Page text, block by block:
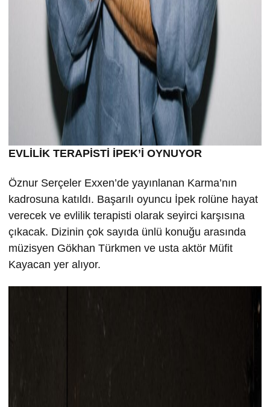
EVLİLİK TERAPİSTİ İPEK’İ OYNUYOR
Öznur Serçeler Exxen’de yayınlanan Karma’nın
kadrosuna katıldı. Başarılı oyuncu İpek rolüne hayat
verecek ve evlilik terapisti olarak seyirci karşısına
çıkacak. Dizinin çok sayıda ünlü konuğu arasında
müzisyen Gökhan Türkmen ve usta aktör Müfit
Kayacan yer alıyor.